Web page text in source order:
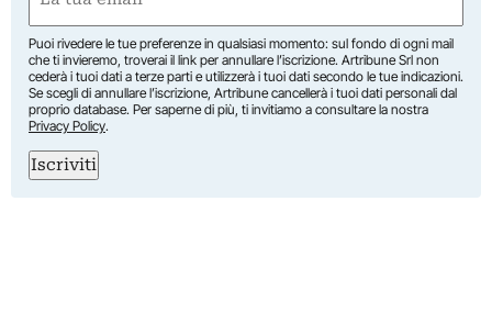
(Required)
Puoi rivedere le tue preferenze in qualsiasi momento: sul fondo di ogni mail
che ti invieremo, troverai il link per annullare l’iscrizione. Artribune Srl non
cederà i tuoi dati a terze parti e utilizzerà i tuoi dati secondo le tue indicazioni.
Se scegli di annullare l’iscrizione, Artribune cancellerà i tuoi dati personali dal
proprio database. Per saperne di più, ti invitiamo a consultare la nostra
Privacy Policy.
Iscriviti